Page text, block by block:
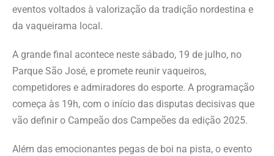
eventos voltados à valorização da tradição nordestina e
da vaqueirama local.
A grande final acontece neste sábado, 19 de julho, no
Parque São José, e promete reunir vaqueiros,
competidores e admiradores do esporte. A programação
começa às 19h, com o início das disputas decisivas que
vão definir o Campeão dos Campeões da edição 2025.
Além das emocionantes pegas de boi na pista, o evento